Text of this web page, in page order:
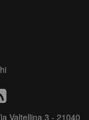
Valtellina 3 - 21040